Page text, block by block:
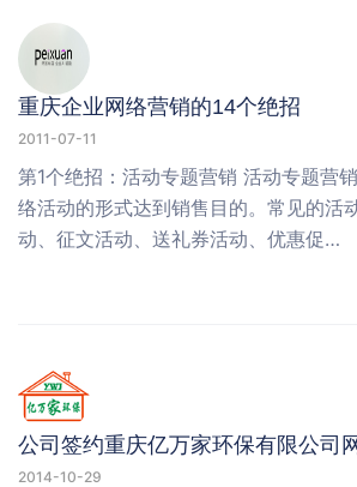
重庆企业网络营销的14个绝招
2011-07-11
第1个绝招：活动专题营销 活动专题营
络活动的形式达到销售目的。常见的活
动、征文活动、送礼券活动、优惠促…
公司签约重庆亿万家环保有限公司
2014-10-29